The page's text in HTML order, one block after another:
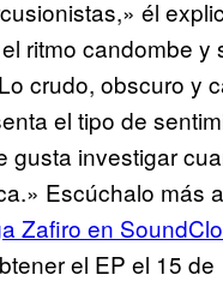
él
ritmo candombe y
crudo, obscuro y
el tipo de
gusta investigar
Escúchalo más
Zafiro en
el EP el 15 de